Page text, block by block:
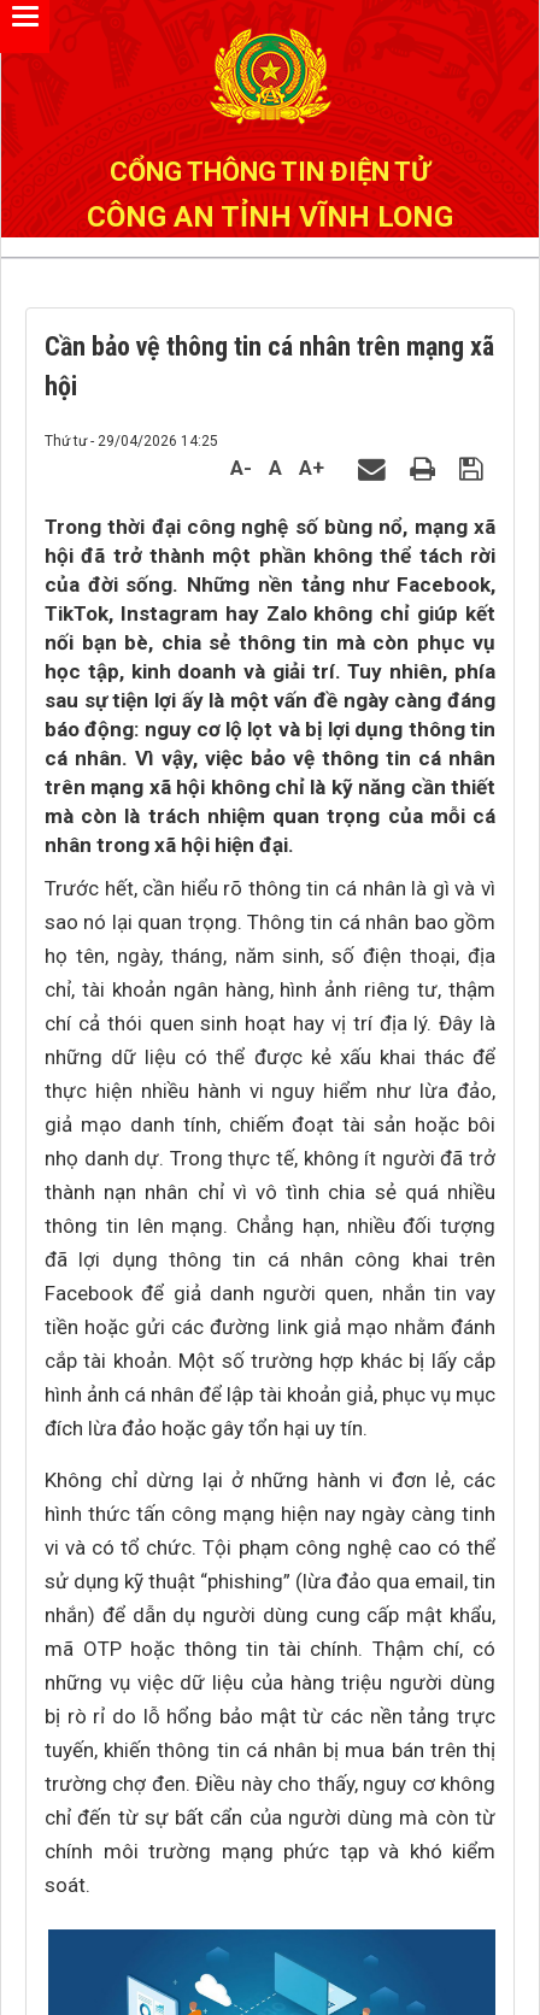
CỔNG THÔNG TIN ĐIỆN TỬ
CÔNG AN TỈNH VĨNH LONG
Cần bảo vệ thông tin cá nhân trên mạng xã
hội
Thứ tư - 29/04/2026 14:25
A- A A+
Trong thời đại công nghệ số bùng nổ, mạng xã
hội đã trở thành một phần không thể tách rời
của đời sống. Những nền tảng như Facebook,
TikTok, Instagram hay Zalo không chỉ giúp kết
nối bạn bè, chia sẻ thông tin mà còn phục vụ
học tập, kinh doanh và giải trí. Tuy nhiên, phía
sau sự tiện lợi ấy là một vấn đề ngày càng đáng
báo động: nguy cơ lộ lọt và bị lợi dụng thông tin
cá nhân. Vì vậy, việc bảo vệ thông tin cá nhân
trên mạng xã hội không chỉ là kỹ năng cần thiết
mà còn là trách nhiệm quan trọng của mỗi cá
nhân trong xã hội hiện đại.
Trước hết, cần hiểu rõ thông tin cá nhân là gì và vì
sao nó lại quan trọng. Thông tin cá nhân bao gồm
họ tên, ngày, tháng, năm sinh, số điện thoại, địa
chỉ, tài khoản ngân hàng, hình ảnh riêng tư, thậm
chí cả thói quen sinh hoạt hay vị trí địa lý. Đây là
những dữ liệu có thể được kẻ xấu khai thác để
thực hiện nhiều hành vi nguy hiểm như lừa đảo,
giả mạo danh tính, chiếm đoạt tài sản hoặc bôi
nhọ danh dự. Trong thực tế, không ít người đã trở
thành nạn nhân chỉ vì vô tình chia sẻ quá nhiều
thông tin lên mạng. Chẳng hạn, nhiều đối tượng
đã lợi dụng thông tin cá nhân công khai trên
Facebook để giả danh người quen, nhắn tin vay
tiền hoặc gửi các đường link giả mạo nhằm đánh
cắp tài khoản. Một số trường hợp khác bị lấy cắp
hình ảnh cá nhân để lập tài khoản giả, phục vụ mục
đích lừa đảo hoặc gây tổn hại uy tín.
Không chỉ dừng lại ở những hành vi đơn lẻ, các
hình thức tấn công mạng hiện nay ngày càng tinh
vi và có tổ chức. Tội phạm công nghệ cao có thể
sử dụng kỹ thuật “phishing” (lừa đảo qua email, tin
nhắn) để dẫn dụ người dùng cung cấp mật khẩu,
mã OTP hoặc thông tin tài chính. Thậm chí, có
những vụ việc dữ liệu của hàng triệu người dùng
bị rò rỉ do lỗ hổng bảo mật từ các nền tảng trực
tuyến, khiến thông tin cá nhân bị mua bán trên thị
trường chợ đen. Điều này cho thấy, nguy cơ không
chỉ đến từ sự bất cẩn của người dùng mà còn từ
chính môi trường mạng phức tạp và khó kiểm
soát.